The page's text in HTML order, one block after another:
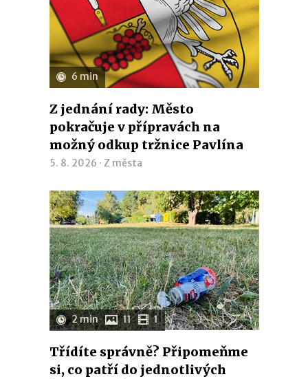
6 min
Z jednání rady: Město
pokračuje v přípravách na
možný odkup tržnice Pavlína
5. 8. 2026 · Z města
2 min 11 1
Třídíte správně? Připomeňme
si, co patří do jednotlivých